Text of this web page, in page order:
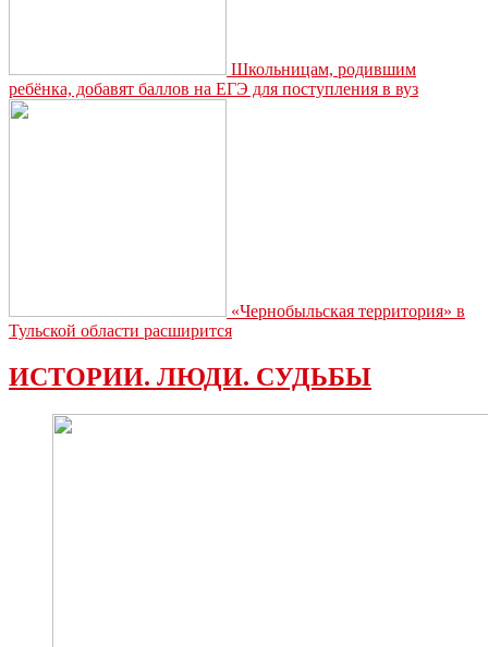
Школьницам, родившим
ребёнка, добавят баллов на ЕГЭ для поступления в вуз
«Чернобыльская территория» в
Тульской области расширится
ИСТОРИИ. ЛЮДИ. СУДЬБЫ